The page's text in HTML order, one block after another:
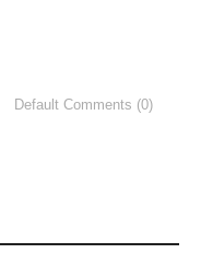
Default Comments (0)